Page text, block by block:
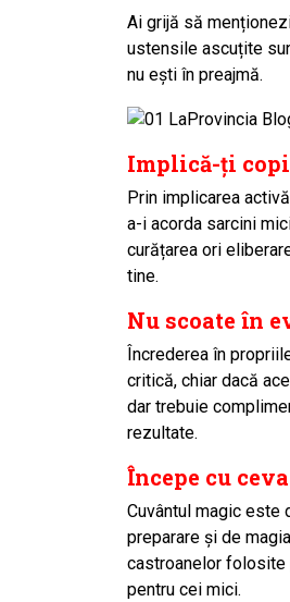
Ai grijă să
ustensile ascuțite
nu ești în preajmă.
Implică-ți
Prin implicarea
a-i acorda sarcini
curățarea ori
tine.
Nu scoate în
Încrederea în
critică, chiar dacă
dar trebuie
rezultate.
Începe cu
Cuvântul magic este
preparare și de
castroanelor
pentru cei mici.